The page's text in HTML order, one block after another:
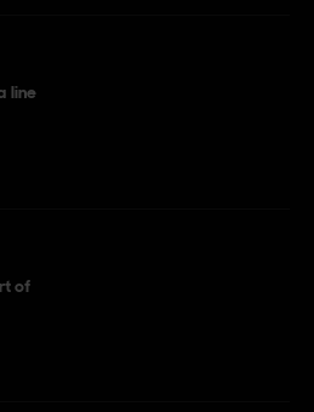
line
of